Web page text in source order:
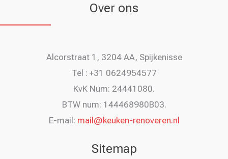
Over ons
Alcorstraat 1, 3204 AA, Spijkenisse
Tel : +31 0624954577
KvK Num: 24441080.
BTW num: 144468980B03.
E-mail: mail@keuken-renoveren.nl
Sitemap